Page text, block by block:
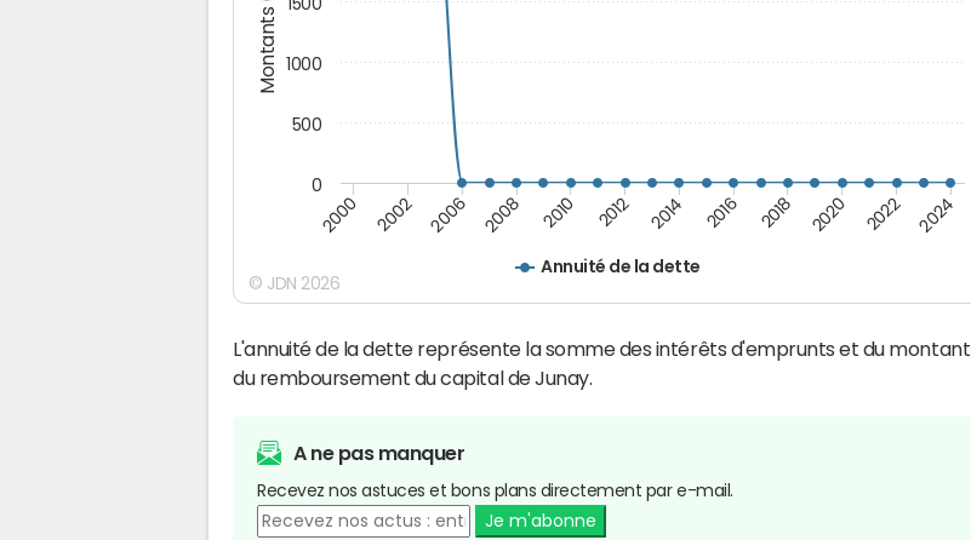
Montants (€)
Annuité de la dette
2000 2002 2006 2008 2010 2012 2014 2016 2018 2020 2022 2024
0
500
1000
1500
© JDN 2026
L'annuité de la dette représente la somme des intérêts d'emprunts et du montant
du remboursement du capital de Junay.
A ne pas manquer
Recevez nos astuces et bons plans directement par e-mail.
Je m'abonne